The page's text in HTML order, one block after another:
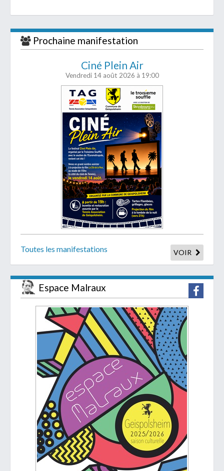
Prochaine manifestation
Ciné Plein Air
Vendredi 14 août 2026 à 19:00
Toutes les manifestations VOIR
Espace Malraux